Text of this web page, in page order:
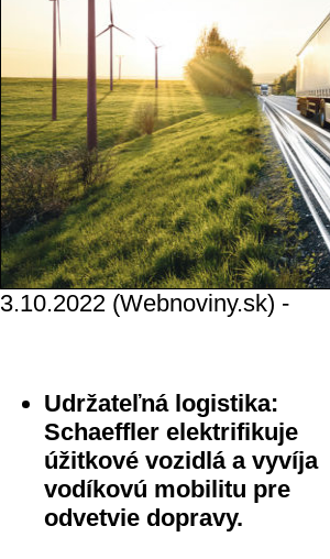
3.10.2022 (Webnoviny.sk) -
Udržateľná logistika:
Schaeffler elektrifikuje
úžitkové vozidlá a vyvíja
vodíkovú mobilitu pre
odvetvie dopravy.